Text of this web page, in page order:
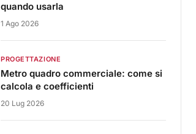
quando usarla
1 Ago 2026
PROGETTAZIONE
Metro quadro commerciale: come si
calcola e coefficienti
20 Lug 2026